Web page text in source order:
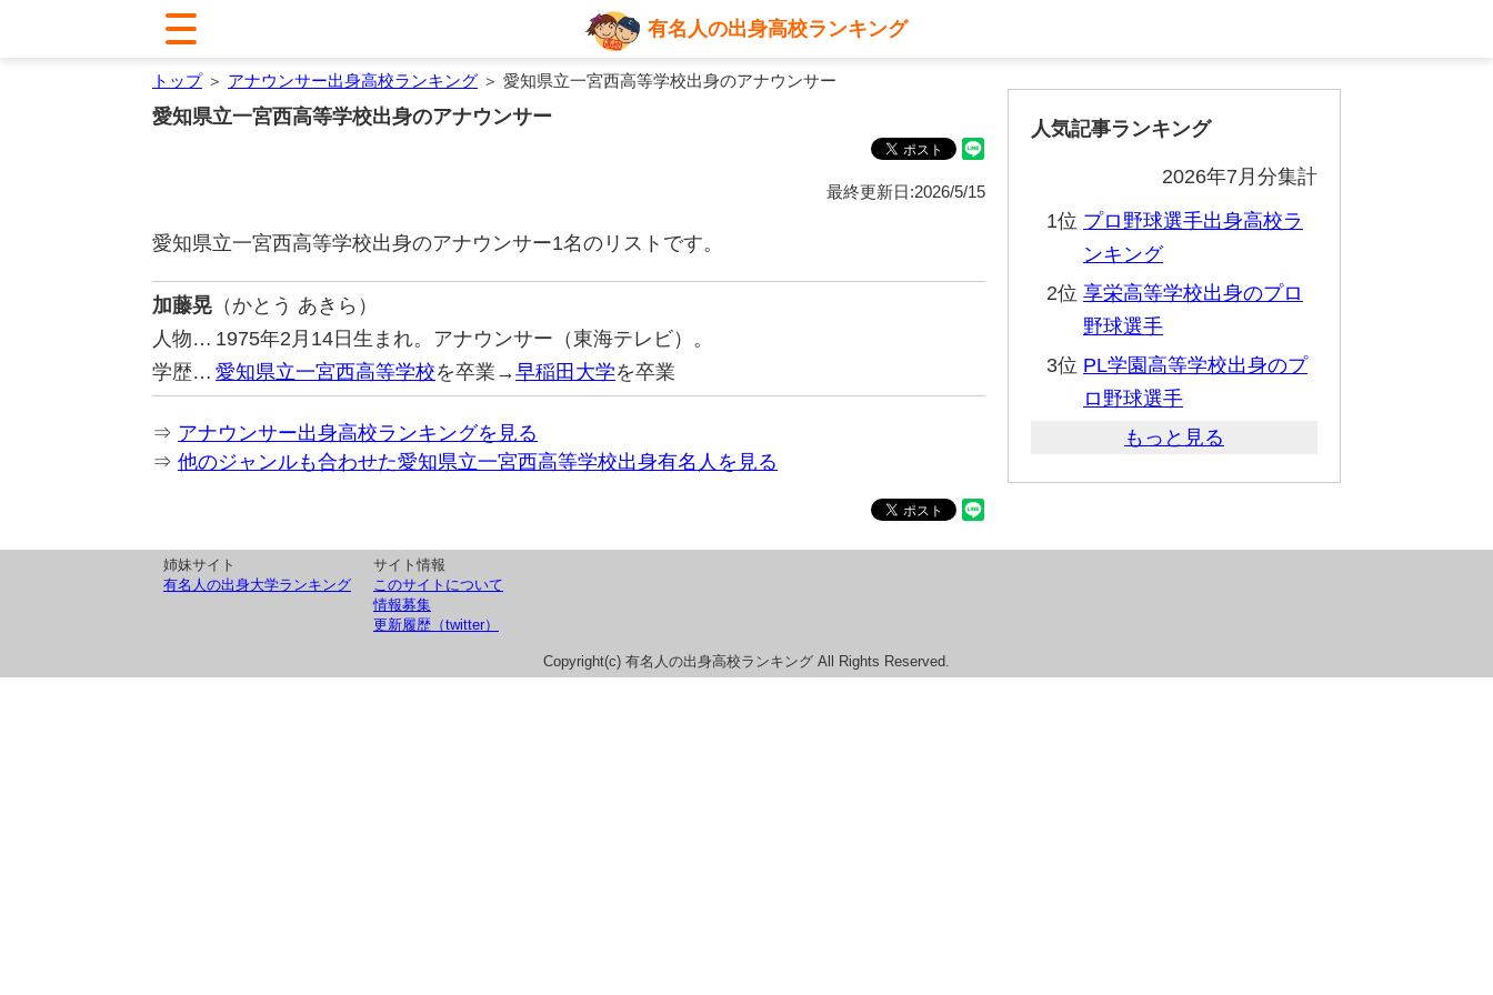
有名人の出身高校ランキング
トップ＞ アナウンサー出身高校ランキング ＞ 愛知県立一宮西高等学校出身のアナウンサー
愛知県立一宮西高等学校出身のアナウンサー
最終更新日:2026/5/15
愛知県立一宮西高等学校出身のアナウンサー1名のリストです。
加藤晃 （かとう あきら）
人物… 1975年2月14日生まれ。アナウンサー（東海テレビ）。
学歴… 愛知県立一宮西高等学校を卒業→早稲田大学を卒業
⇒ アナウンサー出身高校ランキングを見る
⇒ 他のジャンルも合わせた愛知県立一宮西高等学校出身有名人を見る
人気記事ランキング
2026年7月分集計
1位 プロ野球選手出身高校ラ
ンキング
2位 享栄高等学校出身のプロ
野球選手
3位 PL学園高等学校出身のプ
ロ野球選手
もっと見る
姉妹サイト
有名人の出身大学ランキング
サイト情報
このサイトについて
情報募集
更新履歴（twitter）
Copyright(c) 有名人の出身高校ランキング All Rights Reserved.